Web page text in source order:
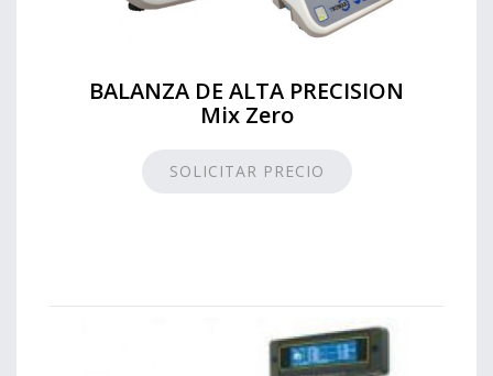
BALANZA DE ALTA PRECISION
Mix Zero
SOLICITAR PRECIO